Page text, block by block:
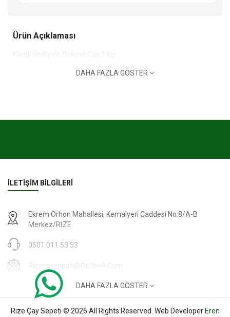
Ürün Açıklaması
Karali Hediyelik Dökme Çay 1 Kg
DAHA FAZLA GÖSTER
İLETIŞIM BILGILERI
Ekrem Orhon Mahallesi, Kemalyeri Caddesi No:8/A-B
Merkez/RİZE
0501 011 53 53
Rizecaysepeti@outlook.com
Çalışma Saatleri: Haftaiçi: 09:00-17:00 | Cumartesi: 09:00-
15:00
DAHA FAZLA GÖSTER
Rize Çay Sepeti © 2026 All Rights Reserved. Web Developer Eren